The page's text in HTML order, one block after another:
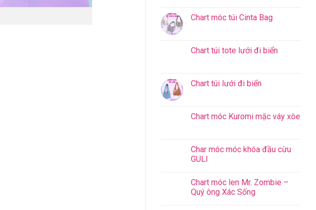
Chart móc túi Cinta Bag
Chart túi tote lưới đi biển
Chart túi lưới đi biển
Chart móc Kuromi mặc váy xòe
Char móc móc khóa đầu cừu
GULI
Chart móc len Mr. Zombie –
Quý ông Xác Sống